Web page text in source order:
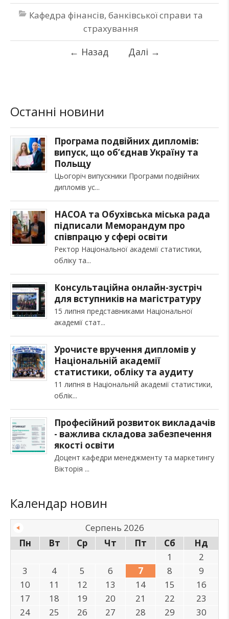
Кафедра фінансів, банківської справи та
страхування
← Назад Далі →
Останні новини
Програма подвійних дипломів:
випуск, що об’єднав Україну та
Польщу
Цьогоріч випускники Програми подвійних
дипломів ус
НАСОА та Обухівська міська рада
підписали Меморандум про
співпрацю у сфері освіти
Ректор Національної академії статистики,
обліку та
Консультаційна онлайн-зустріч
для вступників на магістратуру
15 липня представниками Національної
академії стат
Урочисте вручення дипломів у
Національній академії
статистики, обліку та аудиту
11 липня в Національній академії статистики,
облік
Професійний розвиток викладачів
- важлива складова забезпечення
якості освіти
Доцент кафедри менеджменту та маркетингу
Вікторія
Календар новин
Серпень 2026
Пн
Вт Ср Чт Пт Сб
Нд
1
2
3
4 5 6 7 8
9
10
11 12 13 14 15
16
17
18 19 20 21 22
23
24
25 26 27 28 29
30